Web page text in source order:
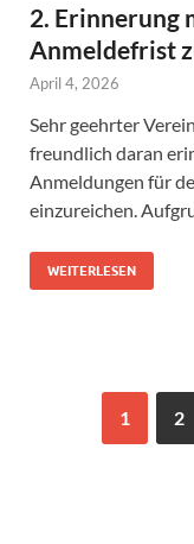
2. Erinnerung
Anmeldefrist
April 4, 2026
Sehr geehrter
freundlich daran
Anmeldungen für
einzureichen.
WEITERLESEN
1 2